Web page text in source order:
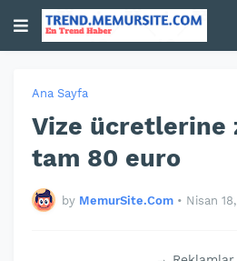
Ana Sayfa
Vize ücretlerine
tam 80 euro
by MemurSite.Com • Nisan